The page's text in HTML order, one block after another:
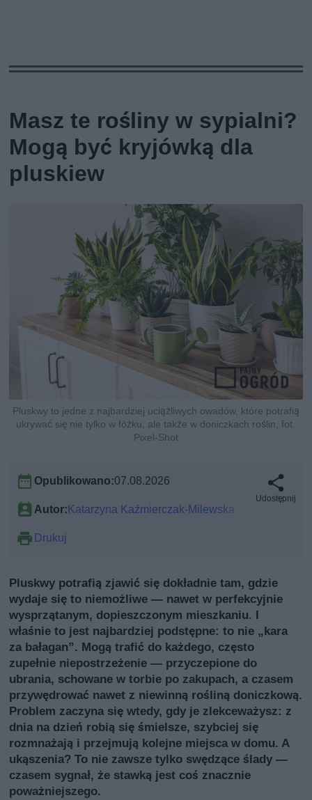
Masz te rośliny w sypialni?
Mogą być kryjówką dla
pluskiew
Pluskwy to jedne z najbardziej uciążliwych owadów, które potrafią
ukrywać się nie tylko w łóżku, ale także w doniczkach roślin, fot.
Pixel-Shot
Opublikowano:07.08.2026
Autor:Katarzyna Kaźmierczak-Milewska
Drukuj
Udostępnij
Pluskwy potrafią zjawić się dokładnie tam, gdzie
wydaje się to niemożliwe — nawet w perfekcyjnie
wysprzątanym, dopieszczonym mieszkaniu. I
właśnie to jest najbardziej podstępne: to nie „kara
za bałagan”. Mogą trafić do każdego, często
zupełnie niepostrzeżenie — przyczepione do
ubrania, schowane w torbie po zakupach, a czasem
przywędrować nawet z niewinną rośliną doniczkową.
Problem zaczyna się wtedy, gdy je zlekceważysz: z
dnia na dzień robią się śmielsze, szybciej się
rozmnażają i przejmują kolejne miejsca w domu. A
ukąszenia? To nie zawsze tylko swędzące ślady —
czasem sygnał, że stawką jest coś znacznie
poważniejszego.